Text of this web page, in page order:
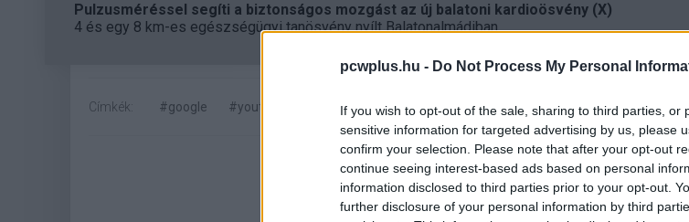
pcwplus.hu - Do Not Process My Personal
If you wish to opt-out of the sale, sharing to third parties, or
sensitive information for targeted advertising by us, please
confirm your selection. Please note that after your opt-out
continue seeing interest-based ads based on personal
information disclosed to third parties prior to your opt-out.
further disclosure of your personal information by third
Pulzusméréssel segíti a biztonságos mozgást az új balatoni kardioösvény (X)
4 és egy 8 km-es egészségügyi tanösvény nyílt Balatonalmádiban.
Címkék: #google #youtube #youtube music